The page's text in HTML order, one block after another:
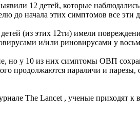
12 детей, которые
до начала этих симптомов все эти
(из этих 12ти) имели
и/или риновирусами у
но у 10 из них симптомы ОВП
продолжаются параличи и
The Lancet , ученые приходят